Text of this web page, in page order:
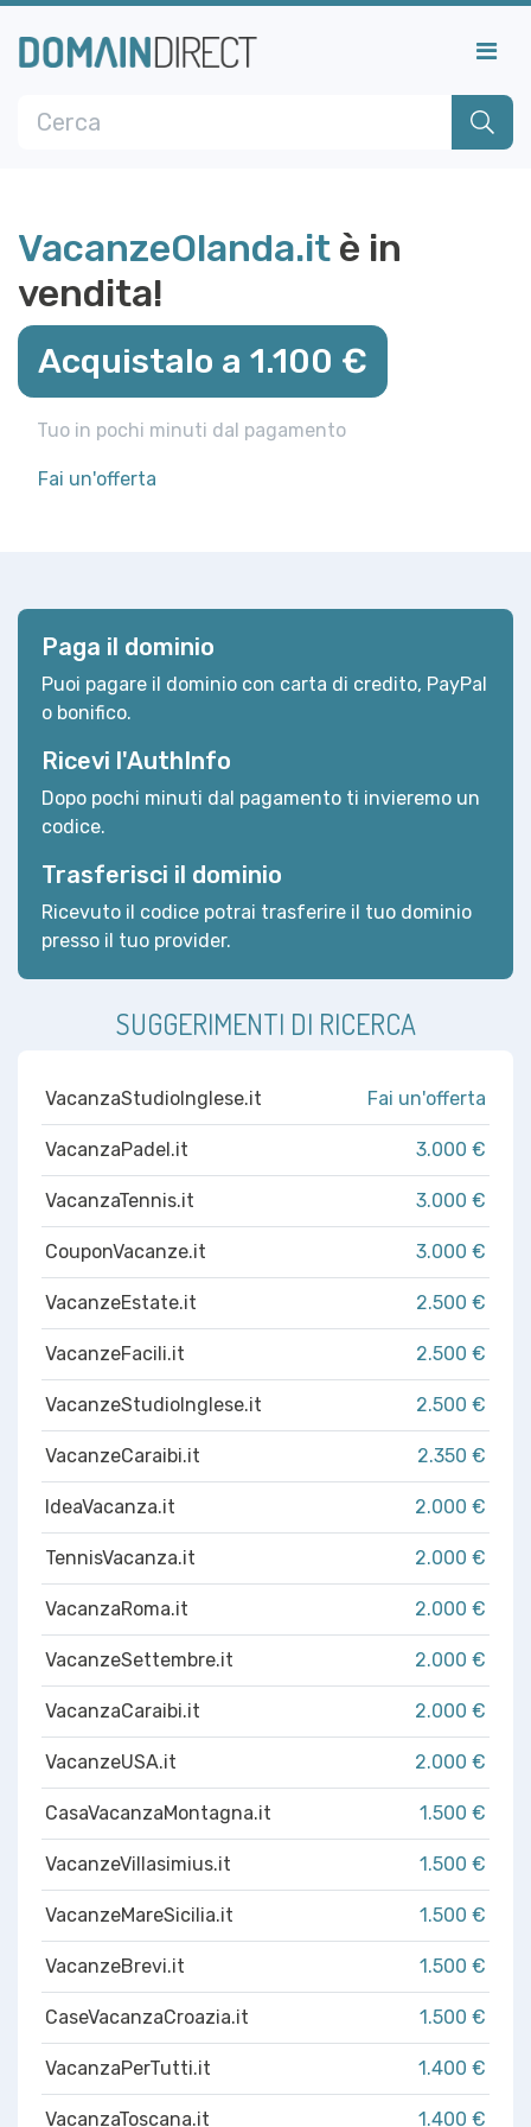
VacanzeOlanda.it è in
vendita!
Acquistalo a 1.100 €
Tuo in pochi minuti dal pagamento
Fai un'offerta
Paga il dominio
Puoi pagare il dominio con carta di credito, PayPal
o bonifico.
Ricevi l'AuthInfo
Dopo pochi minuti dal pagamento ti invieremo un
codice.
Trasferisci il dominio
Ricevuto il codice potrai trasferire il tuo dominio
presso il tuo provider.
SUGGERIMENTI DI RICERCA
VacanzaStudioInglese.it Fai un'offerta
VacanzaPadel.it 3.000 €
VacanzaTennis.it 3.000 €
CouponVacanze.it 3.000 €
VacanzeEstate.it 2.500 €
VacanzeFacili.it 2.500 €
VacanzeStudioInglese.it 2.500 €
VacanzeCaraibi.it 2.350 €
IdeaVacanza.it 2.000 €
TennisVacanza.it 2.000 €
VacanzaRoma.it 2.000 €
VacanzeSettembre.it 2.000 €
VacanzaCaraibi.it 2.000 €
VacanzeUSA.it 2.000 €
CasaVacanzaMontagna.it 1.500 €
VacanzeVillasimius.it 1.500 €
VacanzeMareSicilia.it 1.500 €
VacanzeBrevi.it 1.500 €
CaseVacanzaCroazia.it 1.500 €
VacanzaPerTutti.it 1.400 €
VacanzaToscana.it 1.400 €